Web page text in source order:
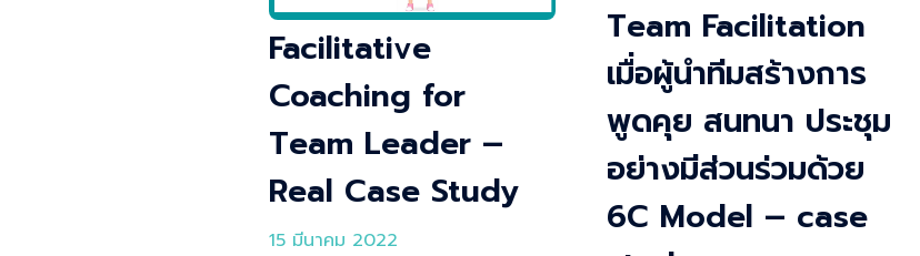
Facilitative
Coaching for
Team Leader –
Real Case Study
15 มีนาคม 2022
Team Facilitation
เมื่อผู้นำทีมสร้างการ
พูดคุย สนทนา ประชุม
อย่างมีส่วนร่วมด้วย
6C Model – case